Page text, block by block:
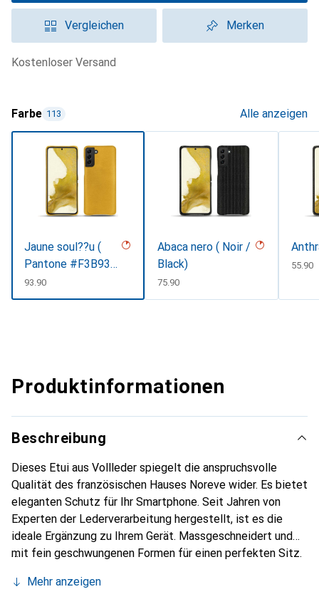
Vergleichen Merken
kostenloser Versand
Farbe 113 Alle anzeigen
Jaune soul??u (
Pantone #F3B934
)CHF
93.90
Abaca nero ( Noir /
Black)
CHF
75.90
CHF
55.90
Produktinformationen
Beschreibung
Dieses Etui aus Vollleder spiegelt die anspruchsvolle
Qualität des französischen Hauses Noreve wider. Es bietet
eleganten Schutz für Ihr Smartphone. Seit Jahren von
Experten der Lederverarbeitung hergestellt, ist es die
ideale Ergänzung zu Ihrem Gerät. Massgeschneidert und
mit fein geschwungenen Formen für einen perfekten Sitz.
Smartphone. Die Marke Noreve ist international für ihre
Mehr anzeigen